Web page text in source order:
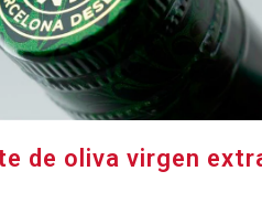
de oliva virgen